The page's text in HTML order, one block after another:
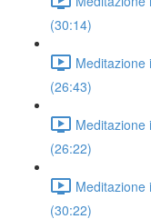
(30:14)
Meditazione
(26:43)
(26:22)
Meditazione
(30:22)